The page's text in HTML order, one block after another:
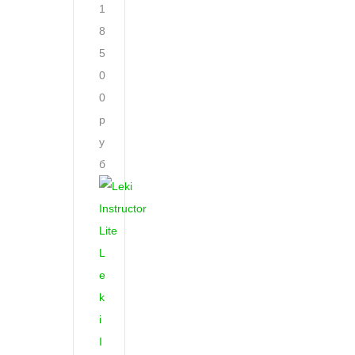
1
8
5
0
0
р
у
б
L
e
k
i
I